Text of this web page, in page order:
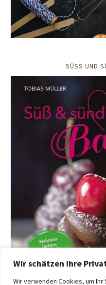
Wir schätzen Ihre
Wir verwenden Cookies, um
SÜSS UND